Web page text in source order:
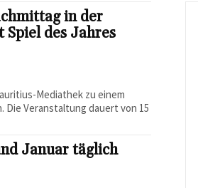
in der
des Jahres
Mediathek zu einem
Veranstaltung dauert von 15
Januar täglich